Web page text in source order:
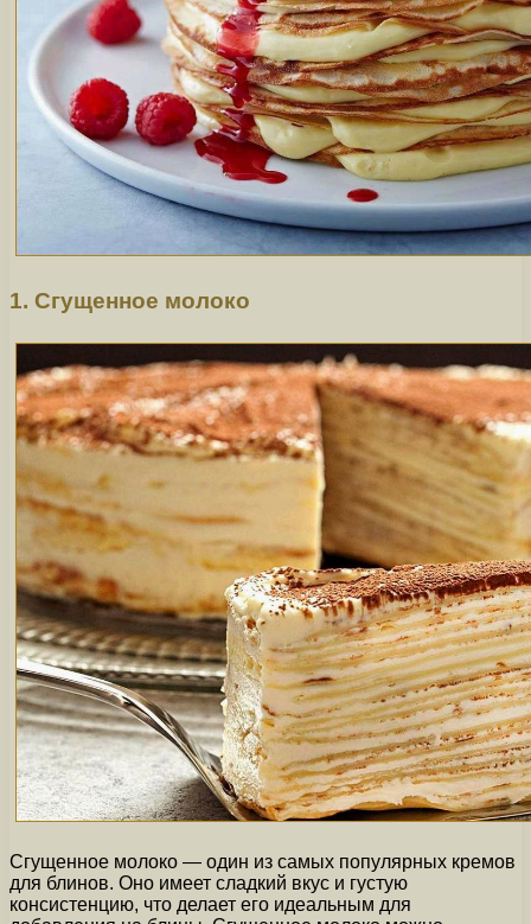
1. Сгущенное молоко
Сгущенное молоко — один из самых популярных кремов
для блинов. Оно имеет сладкий вкус и густую
консистенцию, что делает его идеальным для